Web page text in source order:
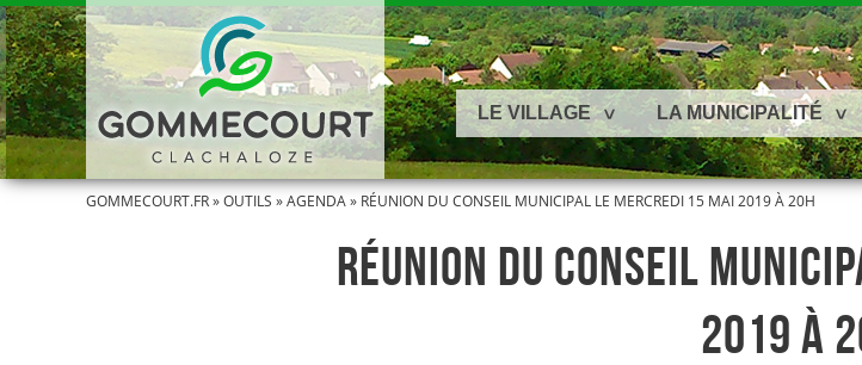
LE VILLAGE LA MUNICIPALITÉ
GOMMECOURT.FR»OUTILS »AGENDA» RÉUNION DU CONSEIL MUNICIPAL LE MERCREDI 15 MAI 2019 À 20H
RÉUNION DU CONSEIL
2019 À